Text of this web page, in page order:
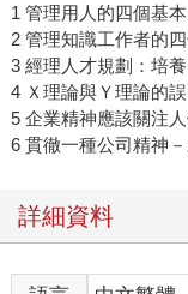
1 管理用人的四個基本
2 管理知識工作者的四
3 經理人才規劃：培
4 Ｘ理論與Ｙ理論的
5 企業精神應該關注
6 貫徹一種公司精神
詳細資料